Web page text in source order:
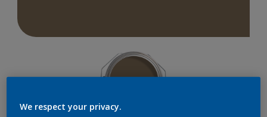
We respect your privacy.